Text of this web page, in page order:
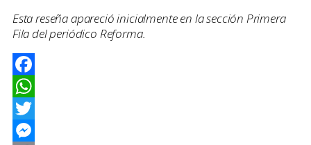
Esta reseña apareció inicialmente en la sección Primera
Fila del periódico Reforma.
Facebook
WhatsApp
Twitter